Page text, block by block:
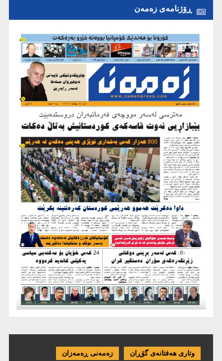
ڕۆژنامەی زەمەن
وتاری هەفتانەی گۆڕان زەمەنی ڕەمەزان